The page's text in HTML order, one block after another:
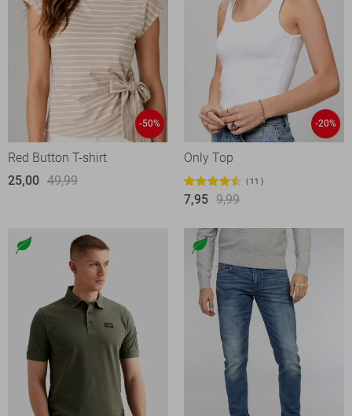
-50%
Red Button T-shirt
25,00 49,99
-20%
Only Top
11
7,95 9,99